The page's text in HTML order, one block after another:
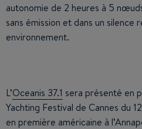
autonomie de 2 heures à 5
sans émission et dans un silence
environnement.
L’Oceanis 37.1 sera présenté en
Yachting Festival de Cannes du
en première américaine à